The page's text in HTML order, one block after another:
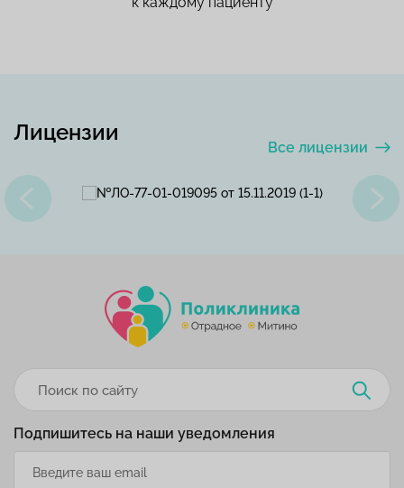
Лицензии
Все лицензии
Подпишитесь на наши уведомления